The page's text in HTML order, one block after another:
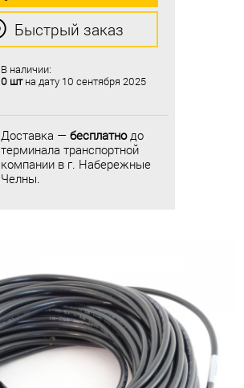
Быстрый заказ
В наличии:
0 штна дату 10 сентября 2025
Доставка — бесплатнодо
терминала транспортной
компании в г. Набережные
Челны.
Быстрый заказ
В наличии:
0 штна дату 10 сентября 2025
Доставка — бесплатнодо
терминала транспортной
компании в г. Набережные
Челны.